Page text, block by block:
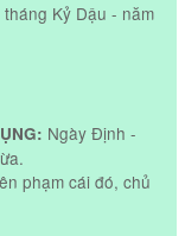
Kỷ Dậu - năm
Ngày Định -
phạm cái đó, chủ